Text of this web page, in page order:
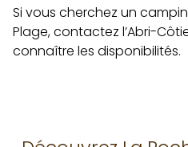
Si vous cherchez un
Plage, contactez l’Abri-
connaître les disponibilités.